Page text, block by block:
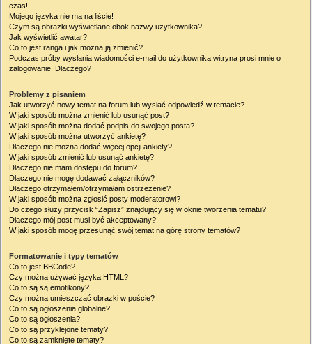
czas!
Mojego języka nie ma na liście!
Czym są obrazki wyświetlane obok nazwy użytkownika?
Jak wyświetlić awatar?
Co to jest ranga i jak można ją zmienić?
Podczas próby wysłania wiadomości e-mail do użytkownika witryna prosi mnie o
zalogowanie. Dlaczego?
Problemy z pisaniem
Jak utworzyć nowy temat na forum lub wysłać odpowiedź w temacie?
W jaki sposób można zmienić lub usunąć post?
W jaki sposób można dodać podpis do swojego posta?
W jaki sposób można utworzyć ankietę?
Dlaczego nie można dodać więcej opcji ankiety?
W jaki sposób zmienić lub usunąć ankietę?
Dlaczego nie mam dostępu do forum?
Dlaczego nie mogę dodawać załączników?
Dlaczego otrzymałem/otrzymałam ostrzeżenie?
W jaki sposób można zgłosić posty moderatorowi?
Do czego służy przycisk “Zapisz” znajdujący się w oknie tworzenia tematu?
Dlaczego mój post musi być akceptowany?
W jaki sposób mogę przesunąć swój temat na górę strony tematów?
Formatowanie i typy tematów
Co to jest BBCode?
Czy można używać języka HTML?
Co to są są emotikony?
Czy można umieszczać obrazki w poście?
Co to są ogłoszenia globalne?
Co to są ogłoszenia?
Co to są przyklejone tematy?
Co to są zamknięte tematy?